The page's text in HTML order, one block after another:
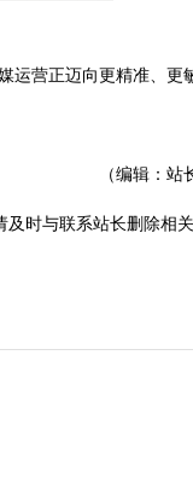
营正迈向更精准、更
（编辑：站
及时与联系站长删除相